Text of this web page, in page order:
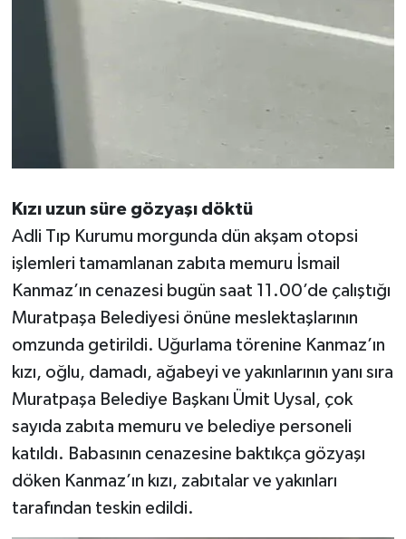
Kızı uzun süre gözyaşı döktü
Adli Tıp Kurumu morgunda dün akşam otopsi
işlemleri tamamlanan zabıta memuru İsmail
Kanmaz’ın cenazesi bugün saat 11.00’de çalıştığı
Muratpaşa Belediyesi önüne meslektaşlarının
omzunda getirildi. Uğurlama törenine Kanmaz’ın
kızı, oğlu, damadı, ağabeyi ve yakınlarının yanı sıra
Muratpaşa Belediye Başkanı Ümit Uysal, çok
sayıda zabıta memuru ve belediye personeli
katıldı. Babasının cenazesine baktıkça gözyaşı
döken Kanmaz’ın kızı, zabıtalar ve yakınları
tarafından teskin edildi.